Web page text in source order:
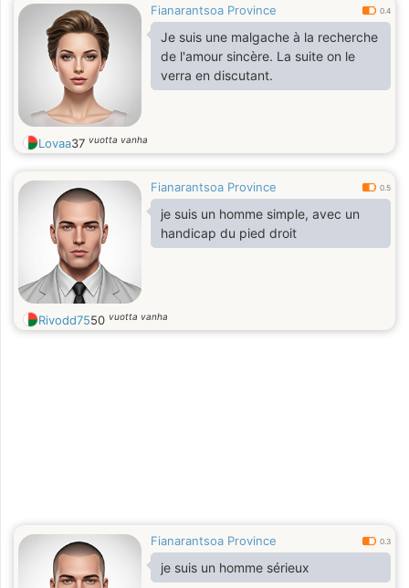
Fianarantsoa Province 0.4
Je suis une malgache à la recherche
de l'amour sincère. La suite on le
verra en discutant.
Lovaa37 vuotta vanha
Fianarantsoa Province 0.5
je suis un homme simple, avec un
handicap du pied droit
Rivodd7550 vuotta vanha
Fianarantsoa Province 0.3
je suis un homme sérieux